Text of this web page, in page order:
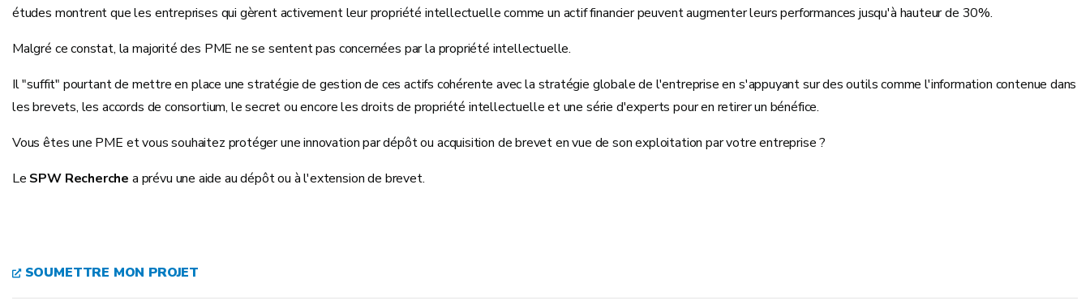
études montrent que les entreprises qui gèrent activement leur propriété intellectuelle comme un actif financier peuvent augmenter leurs performances jusqu'à hauteur de 30%.
Malgré ce constat, la majorité des PME ne se sentent pas concernées par la propriété intellectuelle.
Il "suffit" pourtant de mettre en place une stratégie de gestion de ces actifs cohérente avec la stratégie globale de l'entreprise en s'appuyant sur des outils comme l'information contenue dans
les brevets, les accords de consortium, le secret ou encore les droits de propriété intellectuelle et une série d'experts pour en retirer un bénéfice.
Vous êtes une PME et vous souhaitez protéger une innovation par dépôt ou acquisition de brevet en vue de son exploitation par votre entreprise ?
Le SPW Recherche a prévu une aide au dépôt ou à l'extension de brevet.
SOUMETTRE MON PROJET